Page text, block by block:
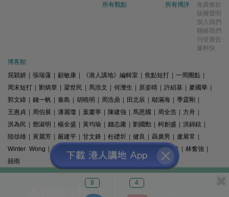
8 4
所有觀點
所有博評
免責條款
版權聲明
加入我們
聯絡我們
刊登廣告
爆料快
博客館
屈穎妍 | 張瑞蓮 | 顧敏康 | 《港人講地》編輯室 | 焦點短打 | 一周圈點 |
周末短打 | 劉炳章 | 梁世民 | 馬浩文 | 何濼生 | 原姿晴 | 許紹基 | 麥國華 |
郭文緯 | 錢一帆 | 秦島 | 胡曉明 | 周浩鼎 | 田北辰 | 鄔滿海 | 季霆剛 |
王惠貞 | 周伯展 | 潘麗瓊 | 葉慶寧 | 陳建強 | 馬恩國 | 周全浩 | 方舟 |
洪為民 | 鄧淑明 | 楊全盛 | 黃均瑜 | 錢志庸 | 劉國勳 | 柯創盛 | 洪錦鉉 |
陸頌雄 | 黃麗芳 | 嚴建平 | 甘文鋒 | 杜礎圻 | 健良 | 聶廣男 | 盧展常 |
Winter Wong | K2 精選文章 | 林奮強 |
囍雨
© 港人講地